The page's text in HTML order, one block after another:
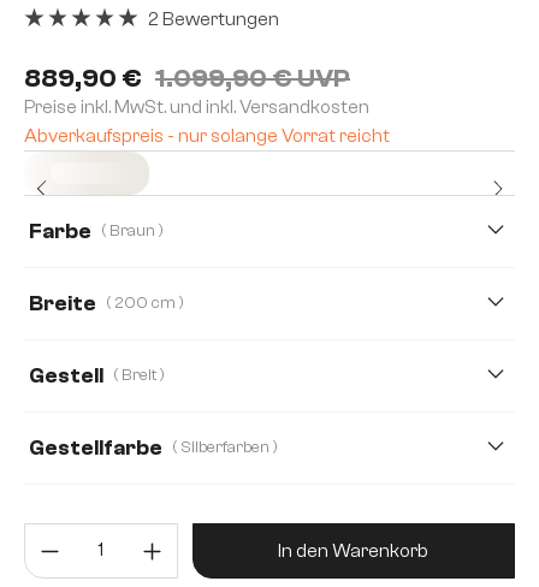
889,90 € 1.099,90 € UVP
Preise inkl. MwSt. und inkl. Versandkosten
Abverkaufspreis - nur solange Vorrat reicht
2 Bewertungen
Farbe ( Braun )
Breite ( 200 cm )
Gestell ( Breit )
Gestellfarbe ( Silberfarben )
Produkt Anzahl: Gib den
In den Warenkorb